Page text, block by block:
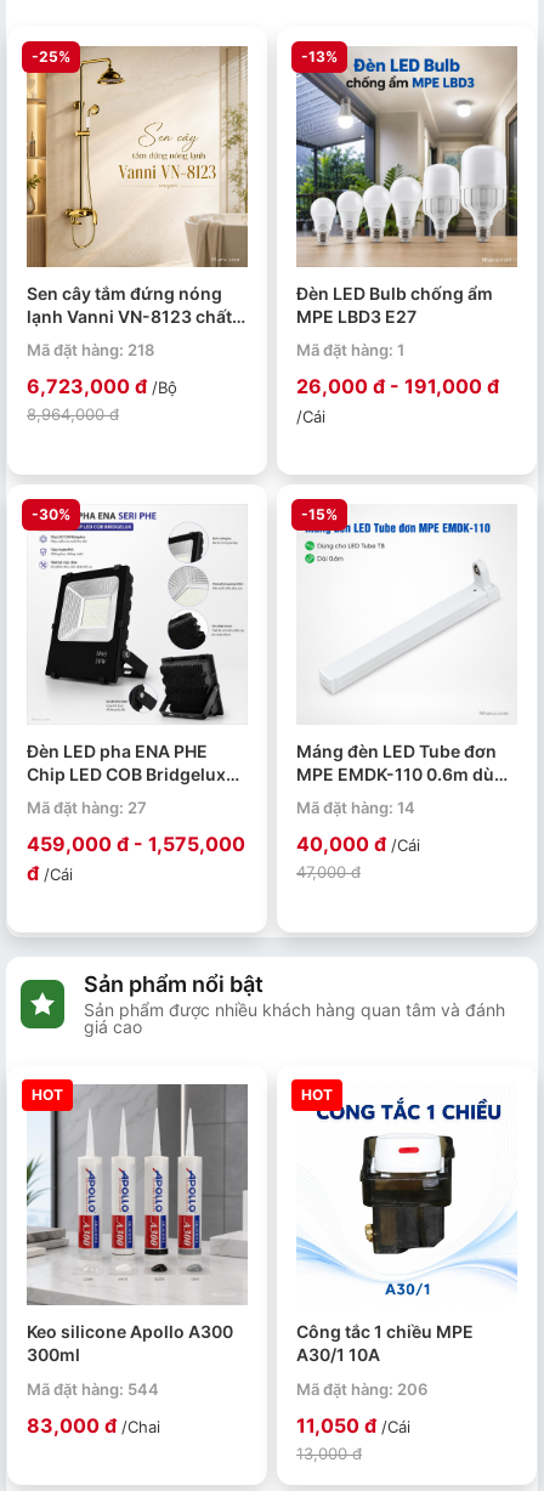
-25%
Sen cây tắm đứng nóng
lạnh Vanni VN-8123 chất
liệu đồng thau mạ vàng
Mã đặt hàng: 218
6,723,000 đ /Bộ
8,964,000 đ
-13%
Đèn LED Bulb chống ẩm
MPE LBD3 E27
Mã đặt hàng: 1
26,000 đ - 191,000 đ
/Cái
-30%
Đèn LED pha ENA PHE
Chip LED COB Bridgelux
50W 100W 150W 200W
Mã đặt hàng: 27
459,000 đ - 1,575,000
đ /Cái
-15%
Máng đèn LED Tube đơn
MPE EMDK-110 0.6m dùng
cho bóng T8
Mã đặt hàng: 14
40,000 đ /Cái
47,000 đ
Sản phẩm nổi bật
Sản phẩm được nhiều khách hàng quan tâm và đánh
giá cao
HOT
Keo silicone Apollo A300
300ml
Mã đặt hàng: 544
83,000 đ /Chai
HOT
Công tắc 1 chiều MPE
A30/1 10A
Mã đặt hàng: 206
11,050 đ /Cái
13,000 đ